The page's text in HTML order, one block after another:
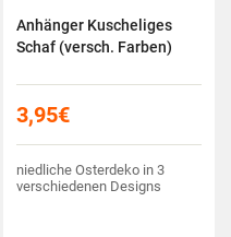
Anhänger Kuscheliges
Schaf (versch. Farben)
3,95€
niedliche Osterdeko in 3
verschiedenen Designs